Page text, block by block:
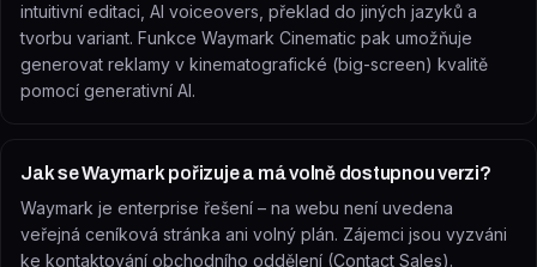
intuitivní editaci, AI voiceovers, překlad do jiných jazyků a
tvorbu variant. Funkce Waymark Cinematic pak umožňuje
generovat reklamy v kinematografické (big-screen) kvalitě
pomocí generativní AI.
Jak se Waymark pořizuje a má volně dostupnou verzi?
Waymark je enterprise řešení – na webu není uvedena
veřejná ceníková stránka ani volný plán. Zájemci jsou vyzváni
ke kontaktování obchodního oddělení (Contact Sales).